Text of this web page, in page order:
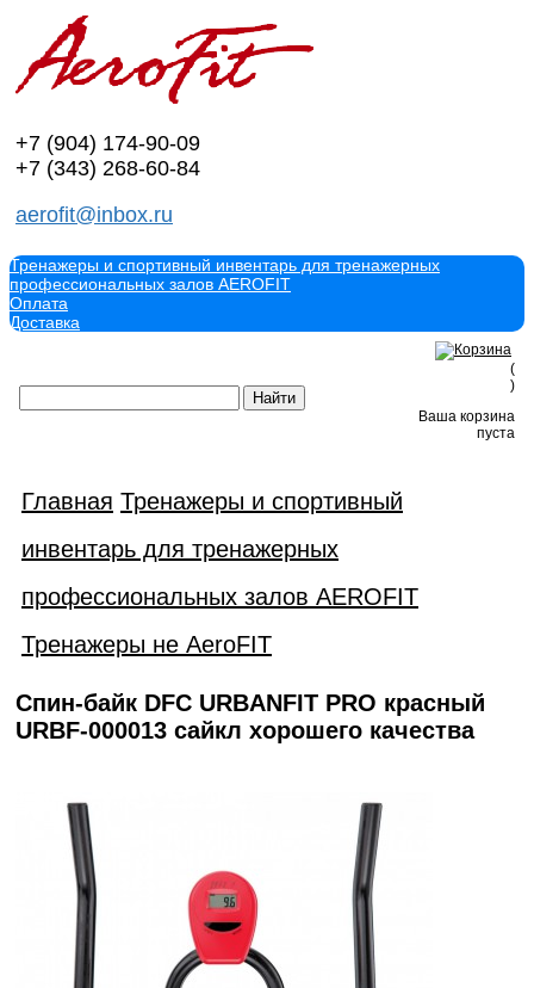
+7 (904) 174-90-09
+7 (343) 268-60-84
aerofit@inbox.ru
Тренажеры и спортивный инвентарь для тренажерных
профессиональных залов AEROFIT
Оплата
Доставка
(
)
Ваша корзина
пуста
Главная Тренажеры и спортивный
инвентарь для тренажерных
профессиональных залов AEROFIT
Тренажеры не AeroFIT
Спин-байк DFC URBANFIT PRO красный
URBF-000013 сайкл хорошего качества